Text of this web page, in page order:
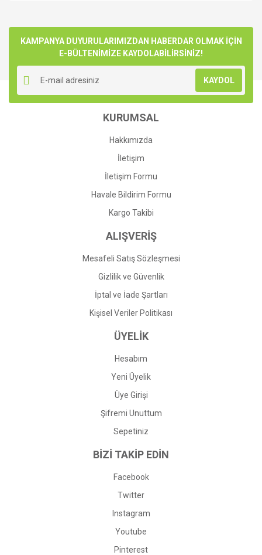
Yorum Yaz
kullanarak tarafımıza iletebilirsiniz.
Görüş ve önerileriniz için teşekkür ederiz.
Ürün resmi kalitesiz, bozuk veya görüntülenemiyor.
Ürün açıklamasında eksik bilgiler bulunuyor.
Ürün bilgilerinde hatalar bulunuyor.
Ürün fiyatı diğer sitelerden daha pahalı.
Gönder
KAMPANYA DUYURULARIMIZDAN HABERDAR OLMAK İÇİN
E-BÜLTENİMİZE KAYDOLABİLİRSİNİZ!
KAYDOL
KURUMSAL
Hakkımızda
İletişim
İletişim Formu
Havale Bildirim Formu
Kargo Takibi
ALIŞVERİŞ
Mesafeli Satış Sözleşmesi
Gizlilik ve Güvenlik
İptal ve İade Şartları
Kişisel Veriler Politikası
ÜYELİK
Hesabım
Yeni Üyelik
Üye Girişi
Şifremi Unuttum
Sepetiniz
BİZİ TAKİP EDİN
Facebook
Twitter
Instagram
Youtube
Pinterest